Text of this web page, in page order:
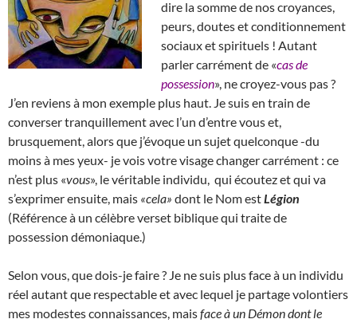
dire la somme de nos croyances,
peurs, doutes et conditionnement
sociaux et spirituels ! Autant
parler carrément de «cas de
possession», ne croyez-vous pas ?
J’en reviens à mon exemple plus haut. Je suis en train de
converser tranquillement avec l’un d’entre vous et,
brusquement, alors que j’évoque un sujet quelconque -du
moins à mes yeux- je vois votre visage changer carrément : ce
n’est plus «vous», le véritable individu, qui écoutez et qui va
s’exprimer ensuite, mais «cela» dont le Nom estLégion
(Référence à un célèbre verset biblique qui traite de
possession démoniaque.)
Selon vous, que dois-je faire ? Je ne suis plus face à un individu
réel autant que respectable et avec lequel je partage volontiers
mes modestes connaissances, maisface à un Démon dont le